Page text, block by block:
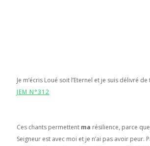
Je m’écris Loué soit l’Eternel et je suis délivré
JEM N°312
Ces chants permettent ma résilience, parce
Seigneur est avec moi et je n’ai pas avoir peur.